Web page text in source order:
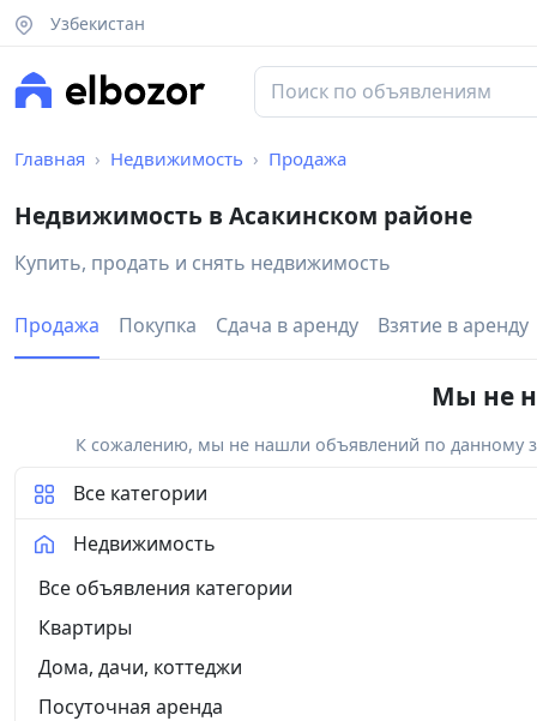
Узбекистан
Главная Недвижимость Продажа
Недвижимость в Асакинском районе
Купить, продать и снять недвижимость
Продажа Покупка Сдача в аренду Взятие в аренду
Мы не
К сожалению, мы не нашли объявлений по данному
Все категории
Недвижимость
Все объявления категории
Квартиры
Дома, дачи, коттеджи
Посуточная аренда